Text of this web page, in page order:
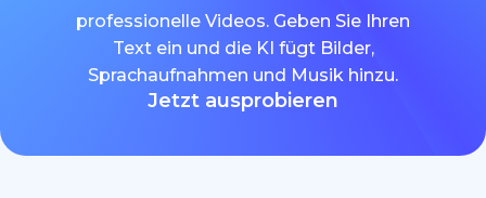
professionelle Videos. Geben Sie Ihren
Text ein und die KI fügt Bilder,
Sprachaufnahmen und Musik hinzu.
Jetzt ausprobieren